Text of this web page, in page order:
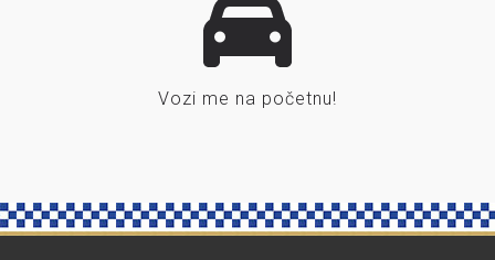
Vozi me na početnu!